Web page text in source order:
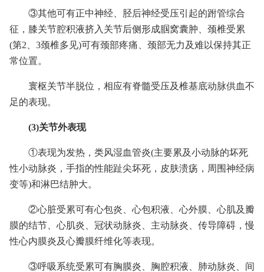
③其他可有正中神经、胫后神经受压引起的跗管综合
征，膝关节腔积液挤入关节后侧形成腘窝囊肿、颈椎受累
(第2、3颈椎多见)可有颈部疼痛、颈部无力及难以保持其正
常位置。
寰枢关节半脱位，相应有脊髓受压及椎基底动脉供血不
足的表现。
(3)关节外表现
①表现为发热，类风湿血管炎(主要累及小动脉的坏死
性小动脉炎，手指的性能趾尖坏死，皮肤溃疡，周围神经病
变等)和淋巴结肿大。
②心脏受累可有心包炎、心包积液、心外膜、心肌及瓣
膜的结节、心肌炎、冠状动脉炎、主动脉炎、传导障碍，慢
性心内膜炎及心瓣膜纤维化等表现。
③呼吸系统受累可有胸膜炎、胸腔积液、肺动脉炎、间